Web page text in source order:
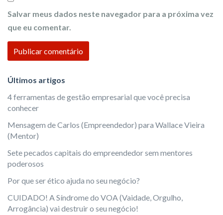
s
i
t
e
Salvar meus dados neste navegador para a próxima vez
que eu comentar.
Últimos artigos
4 ferramentas de gestão empresarial que você precisa
conhecer
Mensagem de Carlos (Empreendedor) para Wallace Vieira
(Mentor)
Sete pecados capitais do empreendedor sem mentores
poderosos
Por que ser ético ajuda no seu negócio?
CUIDADO! A Síndrome do VOA (Vaidade, Orgulho,
Arrogância) vai destruir o seu negócio!